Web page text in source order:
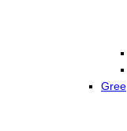
Gree